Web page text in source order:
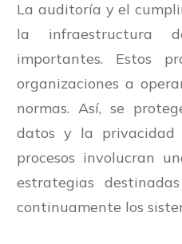
La auditoría y el
la infraestructura
importantes. Estos
organizaciones a
normas. Así, se
datos y la privacidad
procesos involucran
estrategias
continuamente los